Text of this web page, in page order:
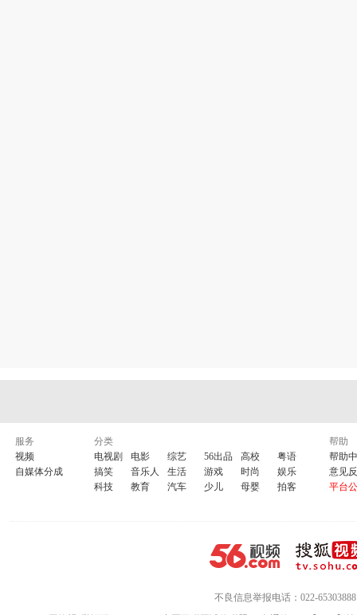
服务
视频
自媒体分成
分类
电视剧
电影 综艺 56出品 高校
粤语
搞笑
音乐人 生活 游戏 时尚
娱乐
科技
教育 汽车 少儿 母婴 拍客
帮助
帮助
意见
平台
不良信息举报电话：022-65303888